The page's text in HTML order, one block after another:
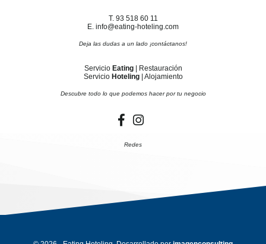
T. 93 518 60 11
E. info@eating-hoteling.com
Deja las dudas a un lado ¡contáctanos!
Servicio Eating| Restauración
Servicio Hoteling| Alojamiento
Descubre todo lo que podemos hacer por tu negocio
Redes